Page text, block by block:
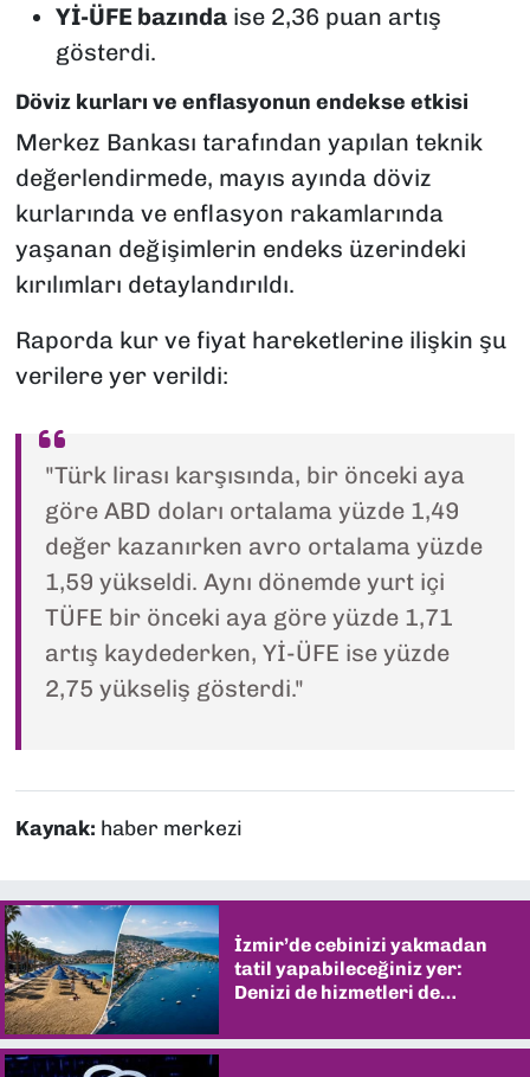
Yİ-ÜFE bazındaise 2,36 puan artış
gösterdi.
Döviz kurları ve enflasyonun endekse etkisi
Merkez Bankası tarafından yapılan teknik
değerlendirmede, mayıs ayında döviz
kurlarında ve enflasyon rakamlarında
yaşanan değişimlerin endeks üzerindeki
kırılımları detaylandırıldı.
Raporda kur ve fiyat hareketlerine ilişkin şu
verilere yer verildi:
"Türk lirası karşısında, bir önceki aya
göre ABD doları ortalama yüzde 1,49
değer kazanırken avro ortalama yüzde
1,59 yükseldi. Aynı dönemde yurt içi
TÜFE bir önceki aya göre yüzde 1,71
artış kaydederken, Yİ-ÜFE ise yüzde
2,75 yükseliş gösterdi."
Kaynak: haber merkezi
İzmir’de cebinizi yakmadan
tatil yapabileceğiniz yer:
Denizi de hizmetleri de